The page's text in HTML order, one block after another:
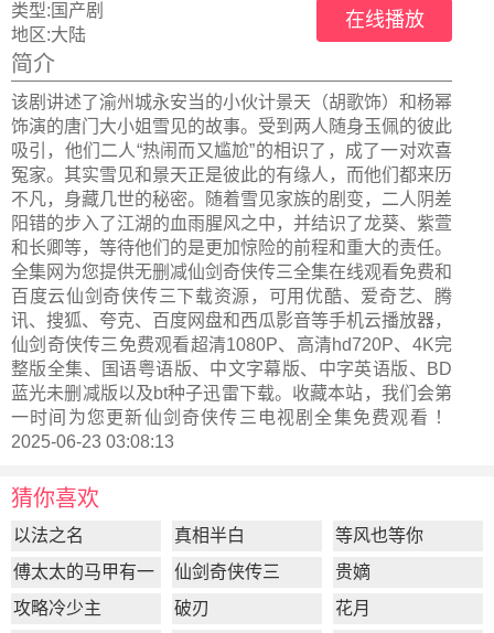
类型: 国产剧
地区:大陆
在线播放
简介
该剧讲述了渝州城永安当的小伙计景天（胡歌饰）和杨幂
饰演的唐门大小姐雪见的故事。受到两人随身玉佩的彼此
吸引，他们二人“热闹而又尴尬”的相识了，成了一对欢喜
冤家。其实雪见和景天正是彼此的有缘人，而他们都来历
不凡，身藏几世的秘密。随着雪见家族的剧变，二人阴差
阳错的步入了江湖的血雨腥风之中，并结识了龙葵、紫萱
和长卿等，等待他们的是更加惊险的前程和重大的责任。
全集网为您提供无删减仙剑奇侠传三全集在线观看免费和
百度云仙剑奇侠传三下载资源，可用优酷、爱奇艺、腾
讯、搜狐、夸克、百度网盘和西瓜影音等手机云播放器，
仙剑奇侠传三免费观看超清1080P、高清hd720P、4K完
整版全集、国语粤语版、中文字幕版、中字英语版、BD
蓝光未删减版以及bt种子迅雷下载。收藏本站，我们会第
一时间为您更新仙剑奇侠传三电视剧全集免费观看 ！
2025-06-23 03:08:13
猜你喜欢
以法之名 真相半白
等风也等你
傅太太的马甲有一
点多
仙剑奇侠传三
贵嫡
攻略冷少主
破刃 花月